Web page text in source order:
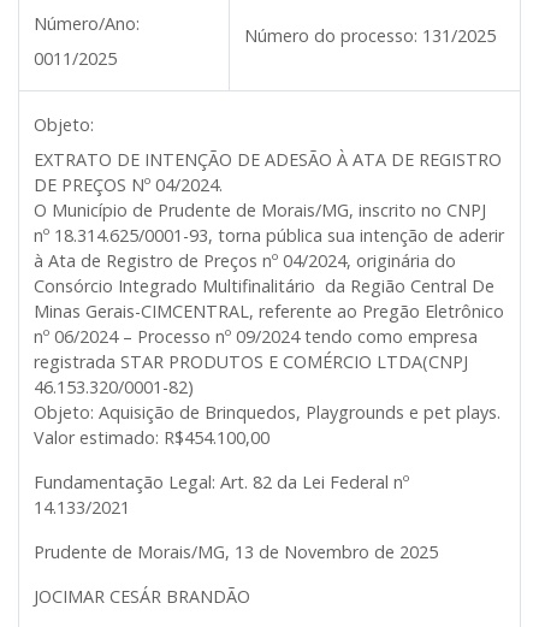
Número/Ano:
0011/2025
Número do processo: 131/2025
Objeto:
EXTRATO DE INTENÇÃO DE ADESÃO À ATA DE REGISTRO
DE PREÇOS Nº 04/2024.
O Município de Prudente de Morais/MG, inscrito no CNPJ
nº 18.314.625/0001-93, torna pública sua intenção de aderir
à Ata de Registro de Preços nº 04/2024, originária do
Consórcio Integrado Multifinalitário da Região Central De
Minas Gerais-CIMCENTRAL, referente ao Pregão Eletrônico
nº 06/2024 – Processo nº 09/2024 tendo como empresa
registrada STAR PRODUTOS E COMÉRCIO LTDA(CNPJ
46.153.320/0001-82)
Objeto: Aquisição de Brinquedos, Playgrounds e pet plays.
Valor estimado: R$454.100,00
Fundamentação Legal: Art. 82 da Lei Federal nº
14.133/2021
Prudente de Morais/MG, 13 de Novembro de 2025
JOCIMAR CESÁR BRANDÃO